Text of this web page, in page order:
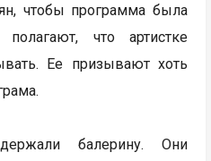
чтобы программа была
что артистке
Ее призывают хоть
балерину. Они